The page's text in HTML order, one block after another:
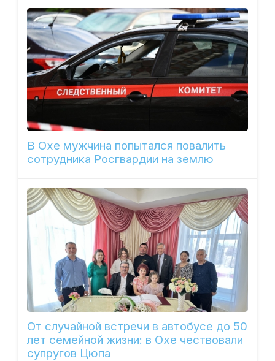
В Охе мужчина попытался повалить
сотрудника Росгвардии на землю
От случайной встречи в автобусе до 50
лет семейной жизни: в Охе чествовали
супругов Цюпа